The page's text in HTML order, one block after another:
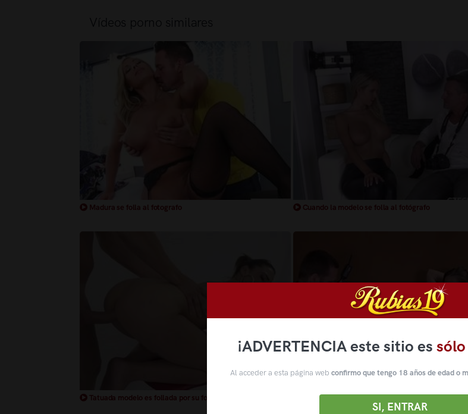
Madura se folla al fotografo Cuando la modelo se folla al fotógrafo
Tatuada modelo es follada por su fotografo Modelo tetona folla con su fotógrafo
¡ADVERTENCIA este sitio es
Al acceder a esta página web confirmo que tengo 18 años de edad o
SI, ENTRAR